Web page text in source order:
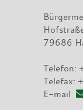
79686
Telefon:
Telefax:
E-mail